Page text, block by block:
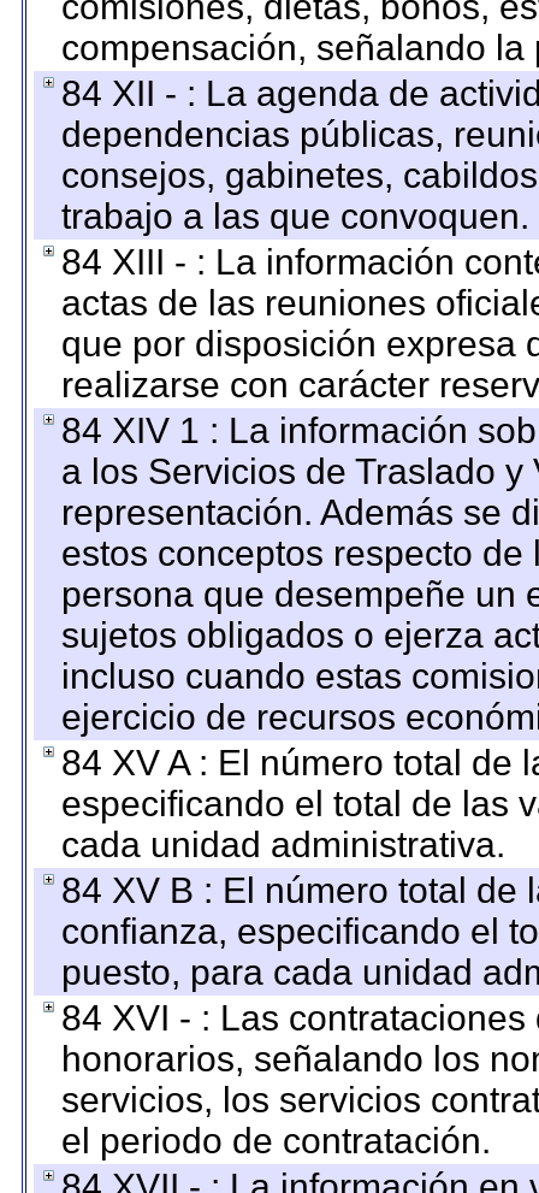
compensación, señalando
84 XII - : La agenda de
dependencias públicas,
consejos, gabinetes,
trabajo a las que convoquen.
84 XIII - : La información
actas de las reuniones
que por disposición expresa
realizarse con carácter
84 XIV 1 : La información
a los Servicios de Traslado
representación. Además se
estos conceptos respecto
persona que desempeñe un
sujetos obligados o ejerza
incluso cuando estas
ejercicio de recursos
84 XV A : El número total de
especificando el total de las
cada unidad administrativa.
84 XV B : El número total de
confianza, especificando el
puesto, para cada unidad
84 XVI - : Las
honorarios, señalando los
servicios, los servicios
el periodo de contratación.